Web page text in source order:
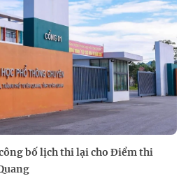
bố lịch thi lại cho Điểm thi